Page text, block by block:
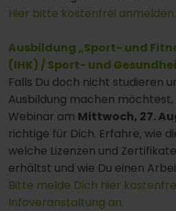
Hier bitte kostenfrei anmelden.
Ausbildung „Sport- und
(IHK) / Sport- und
Falls Du doch nicht studieren
Ausbildung machen möchtest,
Webinar am Mittwoch, 27.
richtige für Dich. Erfahre, wie
welche Lizenzen und
erhältst und wie Du einen
Bitte melde Dich hier
Infoveranstaltung an.